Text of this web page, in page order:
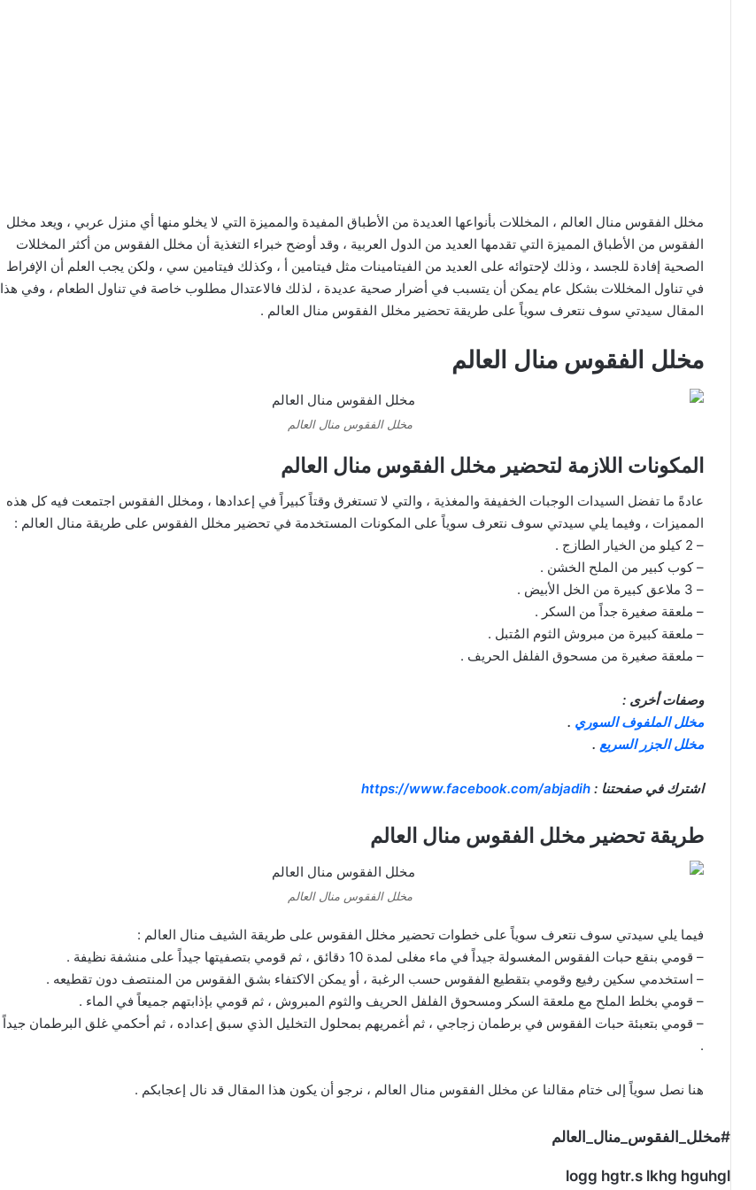
مخلل الفقوس منال العالم ، المخللات بأنواعها العديدة من الأطباق المفيدة والمميزة التي لا يخلو منها أي منزل عربي ، ويعد مخلل
الفقوس من الأطباق المميزة التي تقدمها العديد من الدول العربية ، وقد أوضح خبراء التغذية أن مخلل الفقوس من أكثر المخللات
الصحية إفادة للجسد ، وذلك لإحتوائه على العديد من الفيتامينات مثل فيتامين أ ، وكذلك فيتامين سي ، ولكن يجب العلم أن الإفراط
في تناول المخللات بشكل عام يمكن أن يتسبب في أضرار صحية عديدة ، لذلك فالاعتدال مطلوب خاصة في تناول الطعام ، وفي هذا
المقال سيدتي سوف نتعرف سوياً على طريقة تحضير مخلل الفقوس منال العالم .
مخلل الفقوس منال العالم
مخلل الفقوس منال العالم
المكونات اللازمة لتحضير مخلل الفقوس منال العالم
عادةً ما تفضل السيدات الوجبات الخفيفة والمغذية ، والتي لا تستغرق وقتاً كبيراً في إعدادها ، ومخلل الفقوس اجتمعت فيه كل هذه
المميزات ، وفيما يلي سيدتي سوف نتعرف سوياً على المكونات المستخدمة في تحضير مخلل الفقوس على طريقة منال العالم :
– 2 كيلو من الخيار الطازج .
– كوب كبير من الملح الخشن .
– 3 ملاعق كبيرة من الخل الأبيض .
– ملعقة صغيرة جداً من السكر .
– ملعقة كبيرة من مبروش الثوم المُتبل .
– ملعقة صغيرة من مسحوق الفلفل الحريف .
وصفات أخرى :
مخلل الملفوف السوري .
مخلل الجزر السريع .
اشترك في صفحتنا :https://www.facebook.com/abjadih
طريقة تحضير مخلل الفقوس منال العالم
مخلل الفقوس منال العالم
فيما يلي سيدتي سوف نتعرف سوياً على خطوات تحضير مخلل الفقوس على طريقة الشيف منال العالم :
– قومي بنقع حبات الفقوس المغسولة جيداً في ماء مغلى لمدة 10 دقائق ، ثم قومي بتصفيتها جيداً على منشفة نظيفة .
– استخدمي سكين رفيع وقومي بتقطيع الفقوس حسب الرغبة ، أو يمكن الاكتفاء بشق الفقوس من المنتصف دون تقطيعه .
– قومي بخلط الملح مع ملعقة السكر ومسحوق الفلفل الحريف والثوم المبروش ، ثم قومي بإذابتهم جميعاً في الماء .
– قومي بتعبئة حبات الفقوس في برطمان زجاجي ، ثم أغمريهم بمحلول التخليل الذي سبق إعداده ، ثم أحكمي غلق البرطمان جيداً
.
هنا نصل سوياً إلى ختام مقالنا عن مخلل الفقوس منال العالم ، نرجو أن يكون هذا المقال قد نال إعجابكم .
#مخلل_الفقوس_منال_العالم
logg hgtr.s lkhg hguhgl